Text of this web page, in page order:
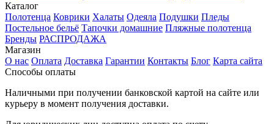
Каталог
Полотенца Коврики Халаты Одеяла Подушки Пледы
Постельное бельё Тапочки домашние Пляжные полотенца
Бренды РАСПРОДАЖА
Магазин
О нас Оплата Доставка Гарантии Контакты Блог Карта сайта
Способы оплаты
Наличными при получении банковской картой на сайте или
курьеру в момент получения доставки.